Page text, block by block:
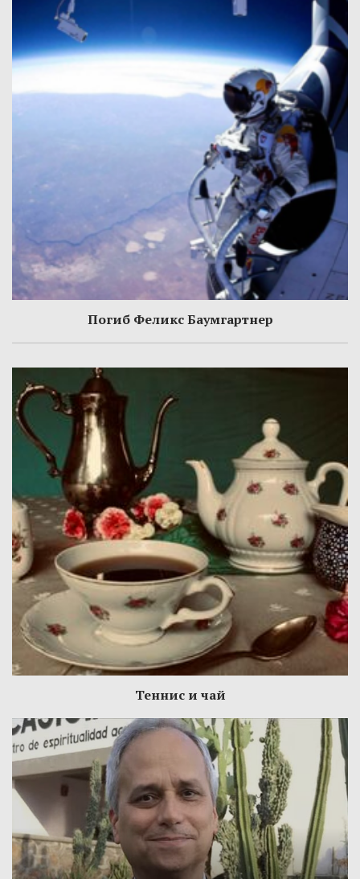
Погиб Феликс Баумгартнер
Теннис и чай